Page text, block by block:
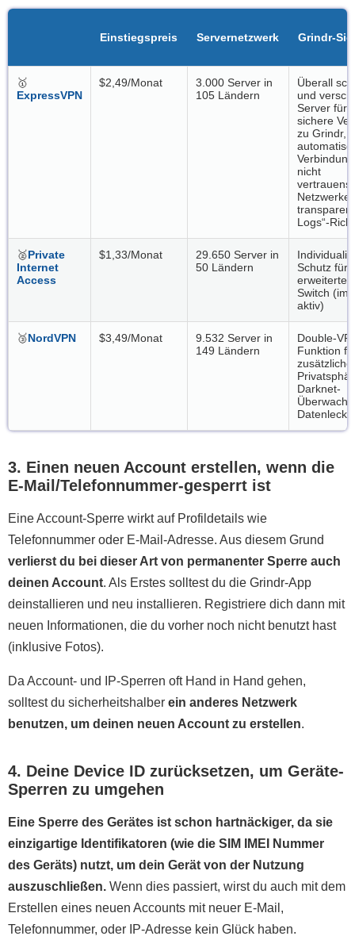
Einstiegspreis Servernetzwerk Grindr-
🥇
ExpressVPN
$2,49/Monat
3.000 Server in
105 Ländern
Überall
und
Server für
sichere
zu Grindr,
nicht
Logs“-
🥈Private
Internet
Access
$1,33/Monat
29.650 Server in
50 Ländern
Schutz für
erweiterter
Switch
aktiv)
🥉NordVPN $3,49/Monat
9.532 Server in
149 Ländern
Double-
Funktion
zusätzliche
Darknet-
Datenlecks
3. Einen neuen Account erstellen, wenn die
E-Mail/Telefonnummer-gesperrt ist
Eine Account-Sperre wirkt auf Profildetails wie
Telefonnummer oder E-Mail-Adresse. Aus diesem Grund
verlierst du bei dieser Art von permanenter Sperre auch
deinen Account. Als Erstes solltest du die Grindr-App
deinstallieren und neu installieren. Registriere dich dann mit
neuen Informationen, die du vorher noch nicht benutzt hast
(inklusive Fotos).
Da Account- und IP-Sperren oft Hand in Hand gehen,
solltest du sicherheitshalber ein anderes Netzwerk
benutzen, um deinen neuen Account zu erstellen.
4. Deine Device ID zurücksetzen, um Geräte-
Sperren zu umgehen
Eine Sperre des Gerätes ist schon hartnäckiger, da sie
einzigartige Identifikatoren (wie die SIM IMEI Nummer
des Geräts) nutzt, um dein Gerät von der Nutzung
auszuschließen. Wenn dies passiert, wirst du auch mit dem
Erstellen eines neuen Accounts mit neuer E-Mail,
Telefonnummer, oder IP-Adresse kein Glück haben.